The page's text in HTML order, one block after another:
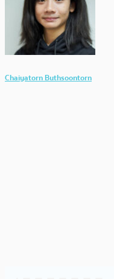
Chaiyatorn Buthsoontorn